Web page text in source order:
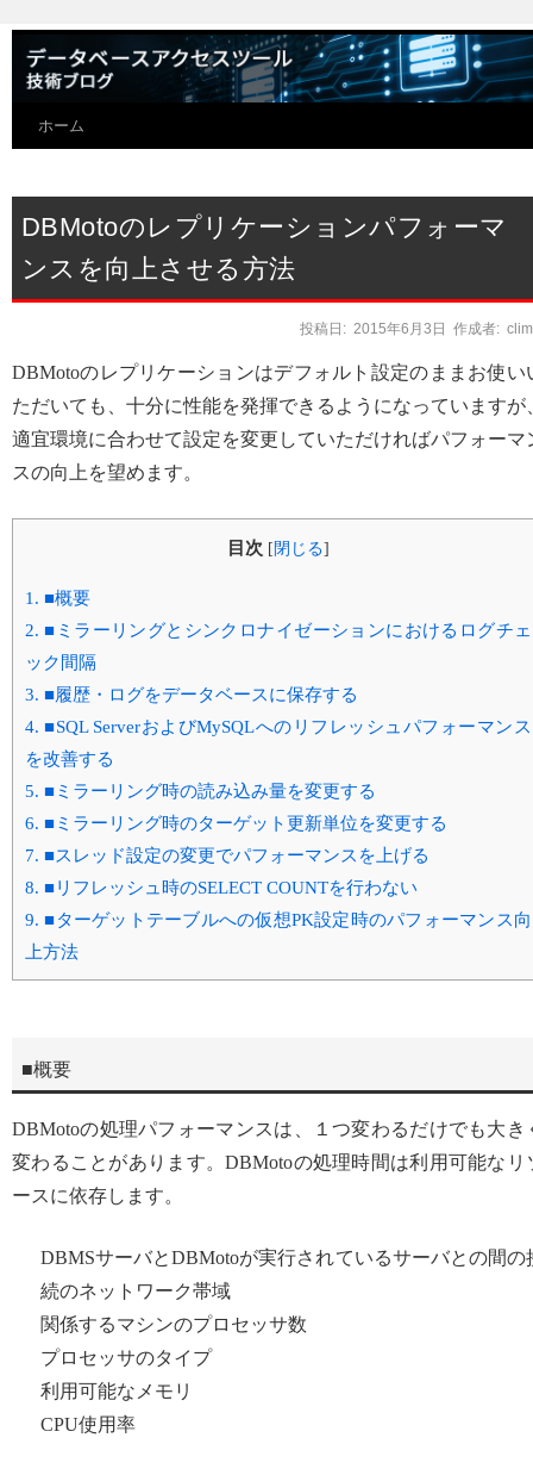
ホーム
DBMotoのレプリケーションパフォーマ
ンスを向上させる方法
投稿日: 2015年6月3日 作成者:
DBMotoのレプリケーションはデフォルト設定のままお使い
ただいても、十分に性能を発揮できるようになっていますが
適宜環境に合わせて設定を変更していただければパフォーマ
スの向上を望めます。
目次 [閉じる]
1. ■概要
2. ■ミラーリングとシンクロナイゼーションにおけるログチェ
ック間隔
3. ■履歴・ログをデータベースに保存する
4. ■SQL ServerおよびMySQLへのリフレッシュパフォーマンス
を改善する
5. ■ミラーリング時の読み込み量を変更する
6. ■ミラーリング時のターゲット更新単位を変更する
7. ■スレッド設定の変更でパフォーマンスを上げる
8. ■リフレッシュ時のSELECT COUNTを行わない
9. ■ターゲットテーブルへの仮想PK設定時のパフォーマンス向
上方法
■概要
DBMotoの処理パフォーマンスは、１つ変わるだけでも大き
変わることがあります。DBMotoの処理時間は利用可能なリ
ースに依存します。
DBMSサーバとDBMotoが実行されているサーバとの間の
続のネットワーク帯域
関係するマシンのプロセッサ数
プロセッサのタイプ
利用可能なメモリ
CPU使用率